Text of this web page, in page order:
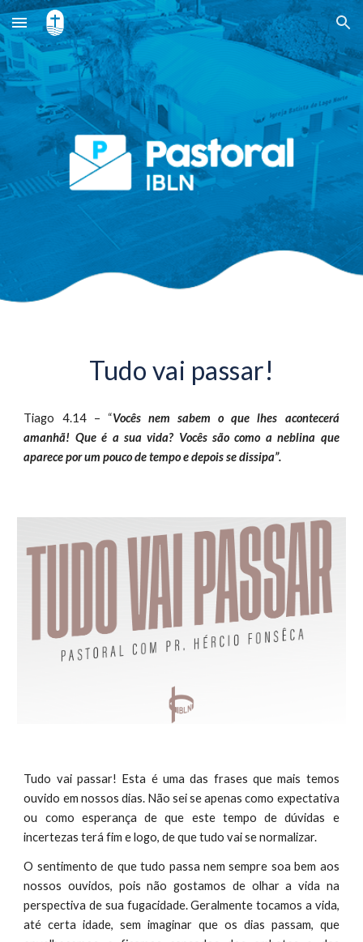
Skip to main content Skip to navigation
Tudo vai passar!
Tiago 4.14 – “Vocês nem sabem o que lhes acontecerá
amanhã! Que é a sua vida? Vocês são como a neblina que
aparece por um pouco de tempo e depois se dissipa”.
Tudo vai passar! Esta é uma das frases que mais temos
ouvido em nossos dias. Não sei se apenas como expectativa
ou como esperança de que este tempo de dúvidas e
incertezas terá fim e logo, de que tudo vai se normalizar.
O sentimento de que tudo passa nem sempre soa bem aos
nossos ouvidos, pois não gostamos de olhar a vida na
perspectiva de sua fugacidade. Geralmente tocamos a vida,
até certa idade, sem imaginar que os dias passam, que